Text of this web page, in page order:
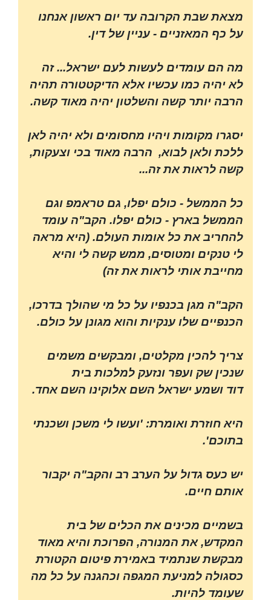
מצאת שבת הקרובה עד יום ראשון אנחנו
על כף המאזניים - עניין של דין.
מה הם עומדים לעשות לעם ישראל... זה
לא יהיה כמו עכשיו אלא הדיקטטורה תהיה
הרבה יותר קשה והשלטון יהיה מאוד קשה.
יסגרו מקומות ויהיו מחסומים ולא יהיה לאן
ללכת ולאן לבוא, הרבה מאוד בכי וצעקות,
קשה לראות את זה...
כל הממשל - כולם יפלו, גם טראמפ וגם
הממשל בארץ - כולם יפלו. הקב"ה עומד
להחריב את כל אומות העולם. (היא מראה
לי טנקים ומטוסים, ממש קשה לי והיא
מחייבת אותי לראות את זה)
הקב"ה מגן בכנפיו על כל מי שהולך בדרכו,
הכנפיים שלו ענקיות והוא מגונן על כולם.
צריך להכין מקלטים, ומבקשים משמים
שנכין שק ועפר ונזעק למלכות בית
דוד ושמע ישראל השם אלוקינו השם אחד.
היא חוזרת ואומרת: 'ועשו לי משכן ושכנתי
בתוכם'.
יש כעס גדול על הערב רב והקב"ה יקבור
אותם חיים.
בשמיים מכינים את הכלים של בית
המקדש, את המנורה, הפרוכת והיא מאוד
מבקשת שנתמיד באמירת פיטום הקטורת
כסגולה למניעת המגפה וכהגנה על כל מה
שעומד להיות.